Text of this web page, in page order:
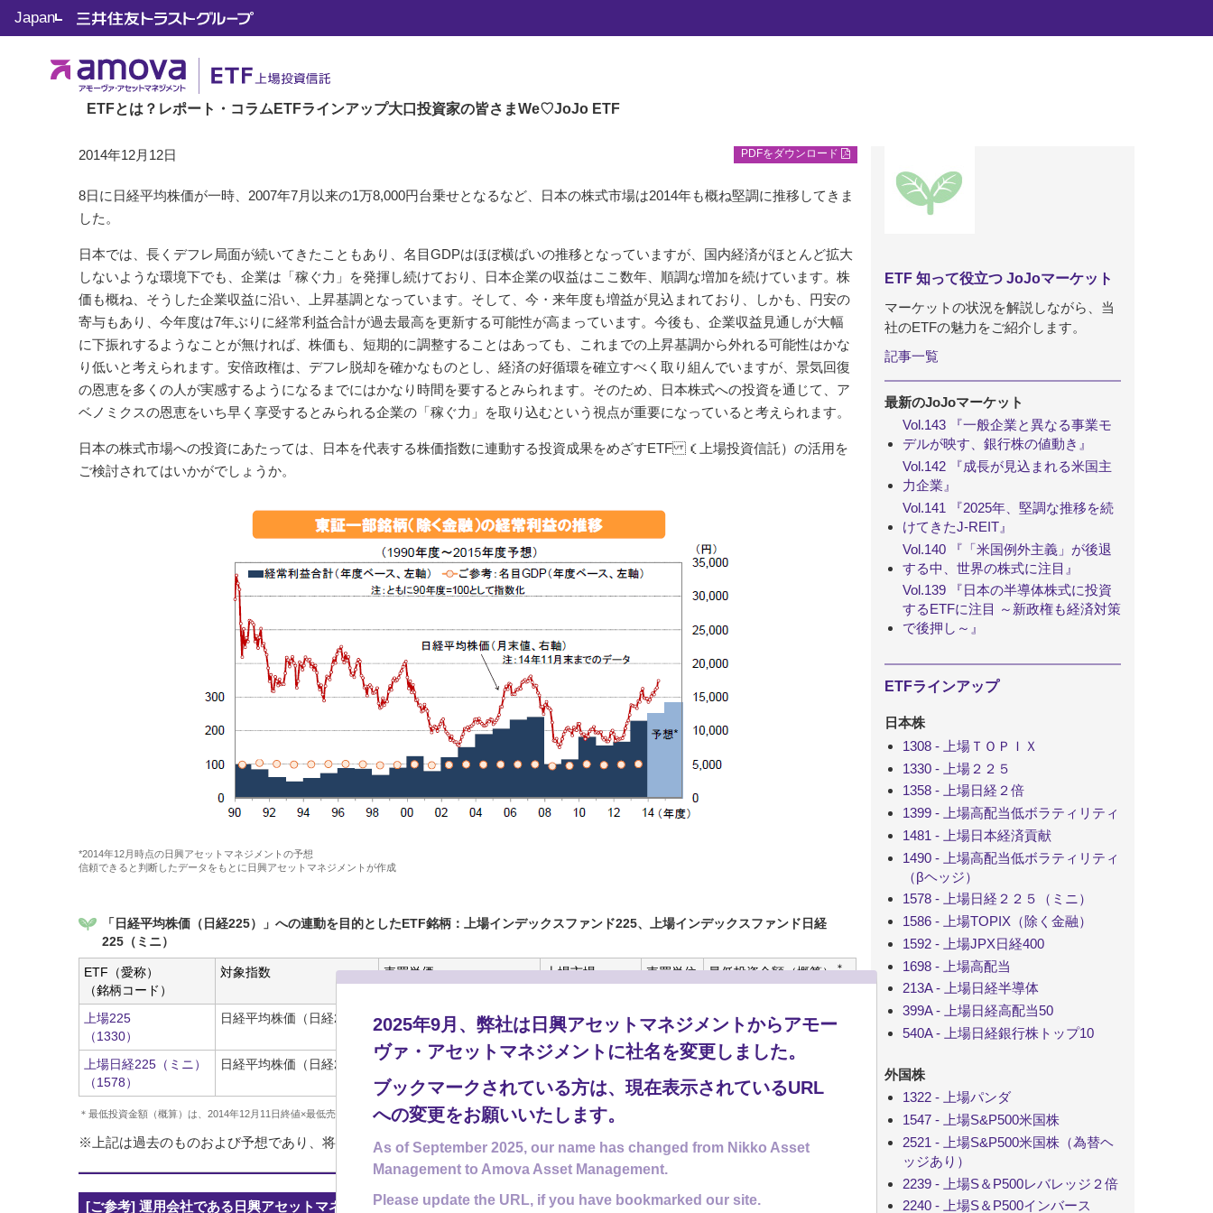
ETFとは？ レポート・コラム ETFラインアップ大口投資家の皆さまWe♡JoJo ETF
Japan トップ ETF 知って役立つ JoJoマーケット
Vol.87 日本企業の「稼ぐ力」を取り込む
PDFをダウンロード
2014年12月12日
8日に日経平均株価が一時、2007年7月以来の1万8,000円台乗せとなるなど、日本の株式市場は2014年も概ね堅調に推移してきま
した。
日本では、長くデフレ局面が続いてきたこともあり、名目GDPはほぼ横ばいの推移となっていますが、国内経済がほとんど拡大
しないような環境下でも、企業は「稼ぐ力」を発揮し続けており、日本企業の収益はここ数年、順調な増加を続けています。株
価も概ね、そうした企業収益に沿い、上昇基調となっています。そして、今・来年度も増益が見込まれており、しかも、円安の
寄与もあり、今年度は7年ぶりに経常利益合計が過去最高を更新する可能性が高まっています。今後も、企業収益見通しが大幅
に下振れするようなことが無ければ、株価も、短期的に調整することはあっても、これまでの上昇基調から外れる可能性はかな
り低いと考えられます。安倍政権は、デフレ脱却を確かなものとし、経済の好循環を確立すべく取り組んでいますが、景気回復
の恩恵を多くの人が実感するようになるまでにはかなり時間を要するとみられます。そのため、日本株式への投資を通じて、ア
ベノミクスの恩恵をいち早く享受するとみられる企業の「稼ぐ力」を取り込むという視点が重要になっていると考えられます。
日本の株式市場への投資にあたっては、日本を代表する株価指数に連動する投資成果をめざすETF （上場投資信託）の活用を
ご検討されてはいかがでしょうか。
*2014年12月時点の日興アセットマネジメントの予想
信頼できると判断したデータをもとに日興アセットマネジメントが作成
「日経平均株価（日経225）」への連動を目的としたETF銘柄：上場インデックスファンド225、上場インデックスファンド日経
225（ミニ）
ETF（愛称）
（銘柄コード）
対象指数
売買単価
上場市場 売買単位 最低投資金額（概算）＊
上場225
（1330）
日経平均株価（日経225） 17,700円 東京証券取引所 10口 177,000円
上場日経225（ミニ）
（1578）
日経平均株価（日経225） 1,420円 東京証券取引所 1口 1,420円
＊最低投資金額（概算）は、2014年12月11日終値×最低売買単位。手数料などの費用は含みません。
※上記は過去のものおよび予想であり、将来の運用成果等を約束するものではありません。
[ご参考] 運用会社である日興アセットマネジメントからのお知らせ
ETF 知って役立つ JoJoマーケット
マーケットの状況を解説しながら、当
社のETFの魅力をご紹介します。
記事一覧
最新のJoJoマーケット
Vol.143 『一般企業と異なる事業モ
デルが映す、銀行株の値動き』
Vol.142 『成長が見込まれる米国主
力企業』
Vol.141 『2025年、堅調な推移を続
けてきたJ-REIT』
Vol.140 『「米国例外主義」が後退
する中、世界の株式に注目』
Vol.139 『日本の半導体株式に投資
するETFに注目 ～新政権も経済対策
で後押し～』
ETFラインアップ
日本株
1308 - 上場ＴＯＰＩＸ
1330 - 上場２２５
1358 - 上場日経２倍
1399 - 上場高配当低ボラティリティ
1481 - 上場日本経済貢献
1490 - 上場高配当低ボラティリティ
（βヘッジ）
1578 - 上場日経２２５（ミニ）
1586 - 上場TOPIX（除く金融）
1592 - 上場JPX日経400
1698 - 上場高配当
213A - 上場日経半導体
399A - 上場日経高配当50
540A - 上場日経銀行株トップ10
外国株
1322 - 上場パンダ
1547 - 上場S&P500米国株
2521 - 上場S&P500米国株（為替ヘ
ッジあり）
2239 - 上場S＆P500レバレッジ２倍
2240 - 上場S＆P500インバース
2025年9月、弊社は日興アセットマネジメントからアモー
ヴァ・アセットマネジメントに社名を変更しました。
ブックマークされている方は、現在表示されているURL
への変更をお願いいたします。
As of September 2025, our name has changed from Nikko Asset
Management to Amova Asset Management.
Please update the URL, if you have bookmarked our site.